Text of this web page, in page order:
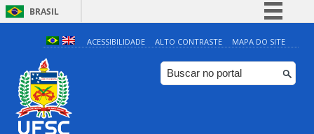
BRASIL
Simplifique!
Comunica BR
Participe
ACESSIBILIDADE ALTO CONTRASTE MAPA DO SITE